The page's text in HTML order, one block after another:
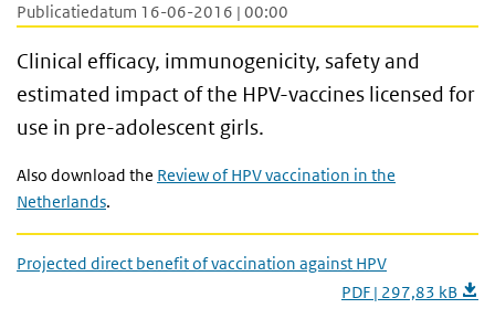
Publicatiedatum 16-06-2016 | 00:00
Clinical efficacy, immunogenicity, safety and
estimated impact of the HPV-vaccines licensed for
use in pre-adolescent girls.
Also download the Review of HPV vaccination in the
Netherlands.
Projected direct benefit of vaccination against HPV
PDF | 297,83 kB